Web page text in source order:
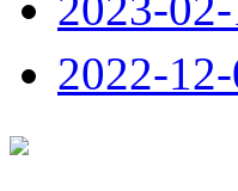
2022-